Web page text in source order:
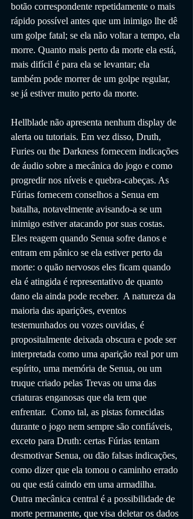
botão correspondente repetidamente o mais
rápido possível antes que um inimigo lhe dê
um golpe fatal; se ela não voltar a tempo, ela
morre. Quanto mais perto da morte ela está,
mais difícil é para ela se levantar; ela
também pode morrer de um golpe regular,
se já estiver muito perto da morte.
Hellblade não apresenta nenhum display de
alerta ou tutoriais. Em vez disso, Druth,
Furies ou the Darkness fornecem indicações
de áudio sobre a mecânica do jogo e como
progredir nos níveis e quebra-cabeças. As
Fúrias fornecem conselhos a Senua em
batalha, notavelmente avisando-a se um
inimigo estiver atacando por suas costas.
Eles reagem quando Senua sofre danos e
entram em pânico se ela estiver perto da
morte: o quão nervosos eles ficam quando
ela é atingida é representativo de quanto
dano ela ainda pode receber.  A natureza da
maioria das aparições, eventos
testemunhados ou vozes ouvidas, é
propositalmente deixada obscura e pode ser
interpretada como uma aparição real por um
espírito, uma memória de Senua, ou um
truque criado pelas Trevas ou uma das
criaturas enganosas que ela tem que
enfrentar.  Como tal, as pistas fornecidas
durante o jogo nem sempre são confiáveis,
exceto para Druth: certas Fúrias tentam
desmotivar Senua, ou dão falsas indicações,
como dizer que ela tomou o caminho errado
ou que está caindo em uma armadilha.
Outra mecânica central é a possibilidade de
morte permanente, que visa deletar os dados